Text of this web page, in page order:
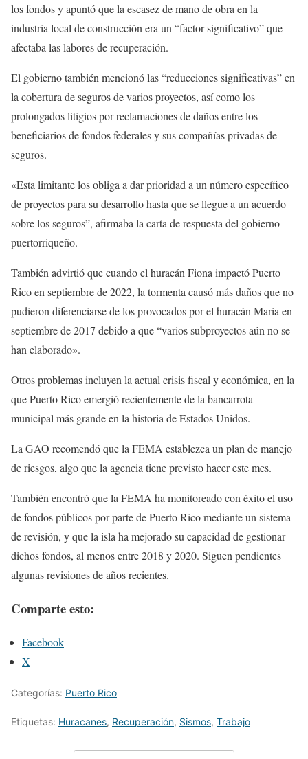
los fondos y apuntó que la escasez de mano de obra en la
industria local de construcción era un “factor significativo” que
afectaba las labores de recuperación.
El gobierno también mencionó las “reducciones significativas” en
la cobertura de seguros de varios proyectos, así como los
prolongados litigios por reclamaciones de daños entre los
beneficiarios de fondos federales y sus compañías privadas de
seguros.
«Esta limitante los obliga a dar prioridad a un número específico
de proyectos para su desarrollo hasta que se llegue a un acuerdo
sobre los seguros”, afirmaba la carta de respuesta del gobierno
puertorriqueño.
También advirtió que cuando el huracán Fiona impactó Puerto
Rico en septiembre de 2022, la tormenta causó más daños que no
pudieron diferenciarse de los provocados por el huracán María en
septiembre de 2017 debido a que “varios subproyectos aún no se
han elaborado».
Otros problemas incluyen la actual crisis fiscal y económica, en la
que Puerto Rico emergió recientemente de la bancarrota
municipal más grande en la historia de Estados Unidos.
La GAO recomendó que la FEMA establezca un plan de manejo
de riesgos, algo que la agencia tiene previsto hacer este mes.
También encontró que la FEMA ha monitoreado con éxito el uso
de fondos públicos por parte de Puerto Rico mediante un sistema
de revisión, y que la isla ha mejorado su capacidad de gestionar
dichos fondos, al menos entre 2018 y 2020. Siguen pendientes
algunas revisiones de años recientes.
Comparte esto:
Facebook
X
Categorías: Puerto Rico
Etiquetas: Huracanes, Recuperación, Sismos, Trabajo